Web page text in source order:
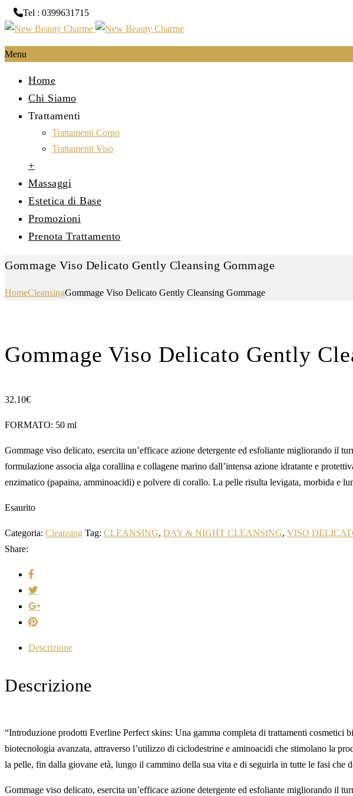
Tel : 0399631715
Menu
Home
Chi Siamo
Trattamenti
Trattamenti Corpo
Trattamenti Viso
+
Massaggi
Estetica di Base
Promozioni
Prenota Trattamento
Gommage Viso Delicato Gently Cleansing Gommage
HomeCleansingGommage Viso Delicato Gently Cleansing Gommage
Gommage Viso Delicato Gently
32.10€
FORMATO: 50 ml
Gommage viso delicato, esercita un’efficace azione detergente ed esfoliante migliorando il
formulazione associa alga corallina e collagene marino dall’intensa azione idratante e
enzimatico (papaina, amminoacidi) e polvere di corallo. La pelle risulta levigata, morbida e
Esaurito
Categoria: Cleansing Tag: CLEANSING, DAY & NIGHT CLEANSING, VISO
Share:
Descrizione
Descrizione
“Introduzione prodotti Everline Perfect skins: Una gamma completa di trattamenti cosmetici
biotecnologia avanzata, attraverso l’utilizzo di ciclodestrine e aminoacidi che stimolano la
la pelle, fin dalla giovane età, lungo il cammino della sua vita e di seguirla in tutte le fasi che
Gommage viso delicato, esercita un’efficace azione detergente ed esfoliante migliorando il